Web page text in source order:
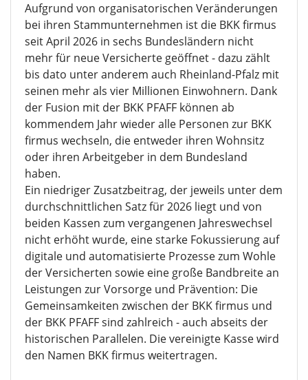
Aufgrund von organisatorischen Veränderungen
bei ihren Stammunternehmen ist die BKK firmus
seit April 2026 in sechs Bundesländern nicht
mehr für neue Versicherte geöffnet - dazu zählt
bis dato unter anderem auch Rheinland-Pfalz mit
seinen mehr als vier Millionen Einwohnern. Dank
der Fusion mit der BKK PFAFF können ab
kommendem Jahr wieder alle Personen zur BKK
firmus wechseln, die entweder ihren Wohnsitz
oder ihren Arbeitgeber in dem Bundesland
haben.
Ein niedriger Zusatzbeitrag, der jeweils unter dem
durchschnittlichen Satz für 2026 liegt und von
beiden Kassen zum vergangenen Jahreswechsel
nicht erhöht wurde, eine starke Fokussierung auf
digitale und automatisierte Prozesse zum Wohle
der Versicherten sowie eine große Bandbreite an
Leistungen zur Vorsorge und Prävention: Die
Gemeinsamkeiten zwischen der BKK firmus und
der BKK PFAFF sind zahlreich - auch abseits der
historischen Parallelen. Die vereinigte Kasse wird
den Namen BKK firmus weitertragen.